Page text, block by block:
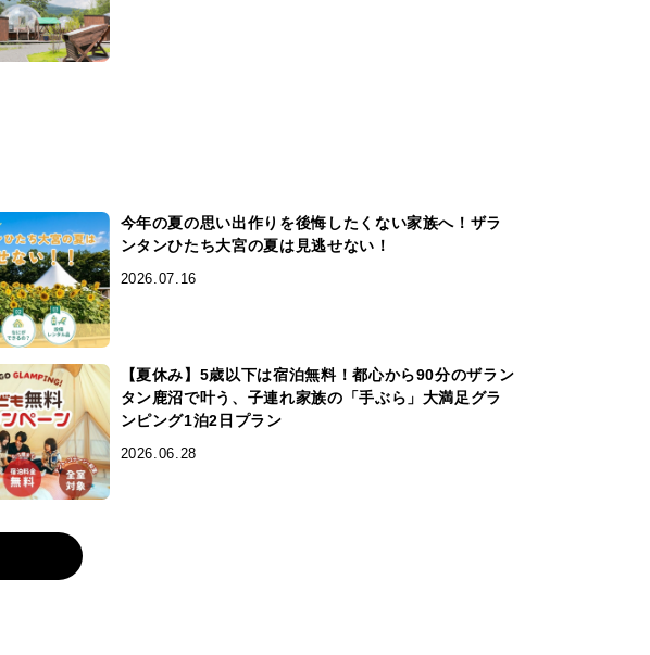
今年の夏の思い出作りを後悔したくない家族へ！ザラ
ンタンひたち大宮の夏は見逃せない！
2026.07.16
【夏休み】5歳以下は宿泊無料！都心から90分のザラン
タン鹿沼で叶う、子連れ家族の「手ぶら」大満足グラ
ンピング1泊2日プラン
2026.06.28